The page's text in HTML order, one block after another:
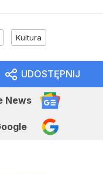
Kultura
UDOSTĘPNIJ
News